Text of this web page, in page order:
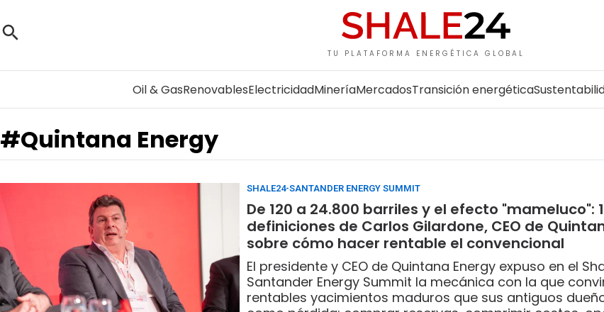
TU PLATAFORMA ENERGÉTICA GLOBAL
Oil & GasRenovablesElectricidadMineríaMercadosTransición energética
#Quintana Energy
SHALE24-SANTANDER ENERGY SUMMIT
De 120 a 24.800 barriles y el efecto "mameluco":
definiciones de Carlos Gilardone, CEO de
sobre cómo hacer rentable el convencional
El presidente y CEO de Quintana Energy expuso en el
Santander Energy Summit la mecánica con la que
rentables yacimientos maduros que sus antiguos